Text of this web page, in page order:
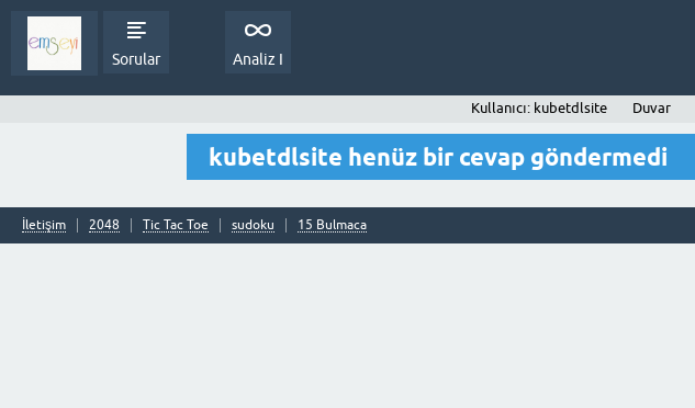
Sorular Analiz I
Kullanıcı: kubetdlsite Duvar
kubetdlsite henüz bir cevap göndermedi
İletişim 2048 Tic Tac Toe sudoku 15 Bulmaca